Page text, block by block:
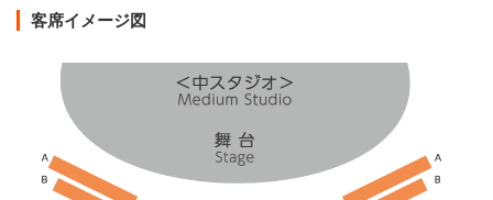
客席イメージ図